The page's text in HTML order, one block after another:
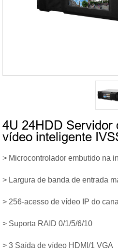
4U 24HDD Servidor
vídeo inteligente
> Microcontrolador embutido na
> Largura de banda de entrada
> 256-acesso de vídeo IP do canal
> Suporta RAID 0/1/5/6/10
> 3 Saída de vídeo HDMI/1 VGA